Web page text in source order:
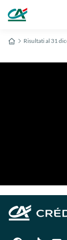
Risultati al 31